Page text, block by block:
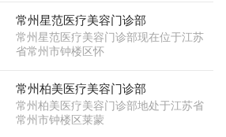
常州星范医疗美容门诊部
常州星范医疗美容门诊部现在位于江苏
省常州市钟楼区怀
常州柏美医疗美容门诊部
常州柏美医疗美容门诊部地处于江苏省
常州市钟楼区莱蒙